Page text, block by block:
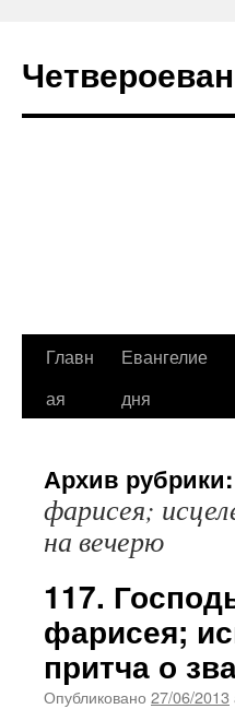
Перейти
Главн
ая
Евангелие
дня
Архив рубрики:
фарисея;
на вечерю
117.
фарисея;
притча о
Опубликовано 27/06/2013